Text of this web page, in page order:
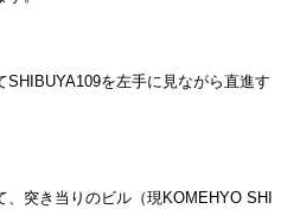
SHIBUYA109を左手に見ながら直進す
、突き当りのビル（現KOMEHYO SHI